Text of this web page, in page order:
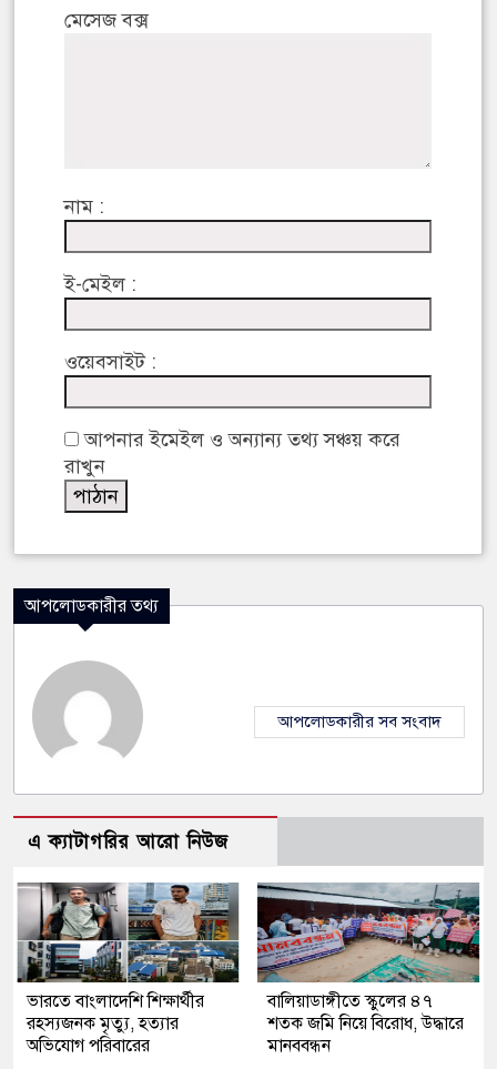
মেসেজ বক্স
নাম :
ই-মেইল :
ওয়েবসাইট :
আপনার ইমেইল ও অন্যান্য তথ্য সঞ্চয় করে
রাখুন
আপলোডকারীর তথ্য
আপলোডকারীর সব সংবাদ
এ ক্যাটাগরির আরো নিউজ
ভারতে বাংলাদেশি শিক্ষার্থীর
রহস্যজনক মৃত্যু, হত্যার
অভিযোগ পরিবারের
বালিয়াডাঙ্গীতে স্কুলের ৪৭
শতক জমি নিয়ে বিরোধ, উদ্ধারে
মানববন্ধন